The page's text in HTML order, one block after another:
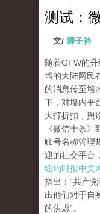
测试：
文/ 卿子衿
随着GFW的
墙的大陆网民
的消息传至墙
下，对墙内平
大打折扣，舆
《微信十条
账号名称管理
迎的社交平台
纽约时报中文
指出：“共产
出他们对于自
的焦虑”。